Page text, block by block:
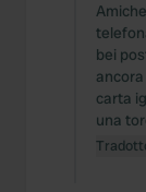
bei
carta
una